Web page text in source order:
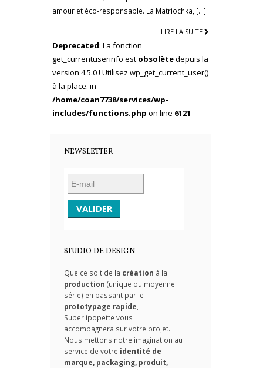
amour et éco-responsable. La Matriochka, […]
LIRE LA SUITE
Deprecated: La fonction
get_currentuserinfo est obsolètedepuis la
version 4.5.0 ! Utilisez wp_get_current_user()
à la place. in
/home/coan7738/services/wp-
includes/functions.php on line 6121
NEWSLETTER
STUDIO DE DESIGN
Que ce soit de la création à la
production (unique ou moyenne
série) en passant par le
prototypage rapide,
Superlipopette vous
accompagnera sur votre projet.
Nous mettons notre imagination au
service de votre identité de
marque, packaging, produit,